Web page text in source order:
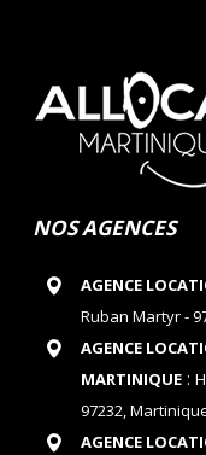
NOS AGENCES
AGENCE
Ruban Martyr -
AGENCE
MARTINIQUE:
97232,
AGENCE